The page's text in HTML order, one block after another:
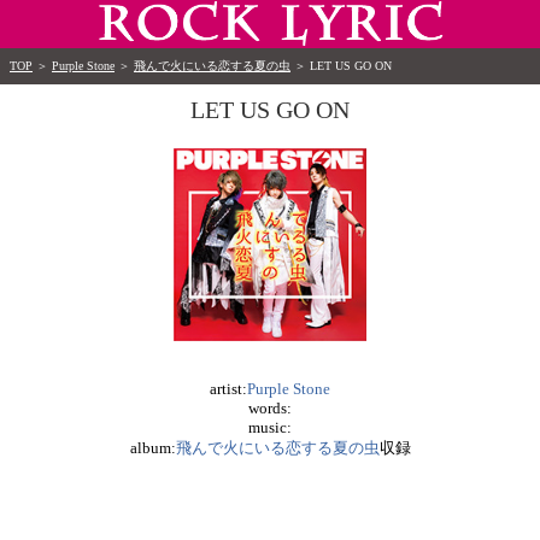
TOP ＞ Purple Stone ＞ 飛んで火にいる恋する夏の虫 ＞ LET US GO ON
LET US GO ON
artist:Purple Stone
words:
music:
album:飛んで火にいる恋する夏の虫収録